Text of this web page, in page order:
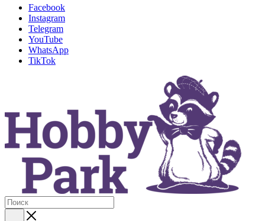
Facebook
Instagram
Telegram
YouTube
WhatsApp
TikTok